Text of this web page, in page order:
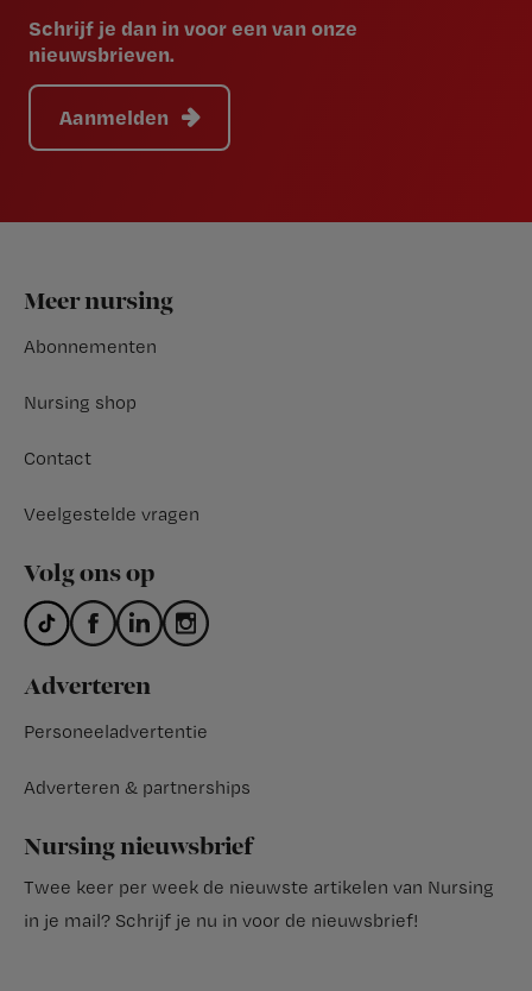
Schrijf je dan in voor een van onze
nieuwsbrieven.
Aanmelden
Footer
Meer nursing
Abonnementen
Nursing shop
Contact
Veelgestelde vragen
Volg ons op
Adverteren
Personeeladvertentie
Adverteren & partnerships
Nursing nieuwsbrief
Twee keer per week de nieuwste artikelen van Nursing
in je mail? Schrijf je nu in voor de nieuwsbrief!